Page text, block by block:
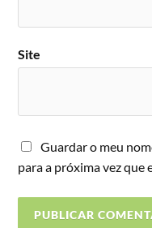
Site
Guardar o meu
para a próxima vez que